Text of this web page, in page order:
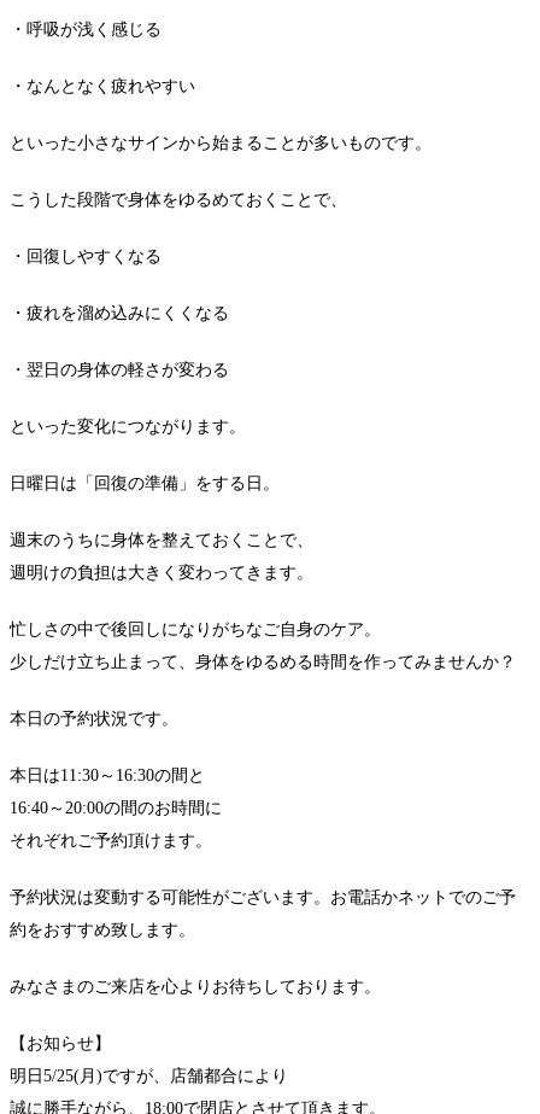
・呼吸が浅く感じる
・なんとなく疲れやすい
といった小さなサインから始まることが多いものです。
こうした段階で身体をゆるめておくことで、
・回復しやすくなる
・疲れを溜め込みにくくなる
・翌日の身体の軽さが変わる
といった変化につながります。
日曜日は「回復の準備」をする日。
週末のうちに身体を整えておくことで、
週明けの負担は大きく変わってきます。
忙しさの中で後回しになりがちなご自身のケア。
少しだけ立ち止まって、身体をゆるめる時間を作ってみませんか？
本日の予約状況です。
本日は11:30～16:30の間と
16:40～20:00の間のお時間に
それぞれご予約頂けます。
予約状況は変動する可能性がございます。お電話かネットでのご予
約をおすすめ致します。
みなさまのご来店を心よりお待ちしております。
【お知らせ】
明日5/25(月)ですが、店舗都合により
誠に勝手ながら、18:00で閉店とさせて頂きます。